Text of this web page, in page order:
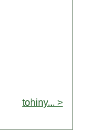
tohiny... >